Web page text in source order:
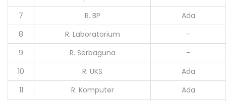
7
R. BP
Ada
8
R. Laboratorium
-
9
R. Serbaguna
-
10
R. UKS
Ada
11
R. Komputer
Ada